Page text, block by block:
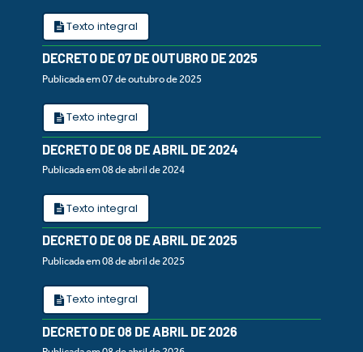
Texto integral
DECRETO DE 07 DE OUTUBRO DE 2025
Publicada em 07 de outubro de 2025
Texto integral
DECRETO DE 08 DE ABRIL DE 2024
Publicada em 08 de abril de 2024
Texto integral
DECRETO DE 08 DE ABRIL DE 2025
Publicada em 08 de abril de 2025
Texto integral
DECRETO DE 08 DE ABRIL DE 2026